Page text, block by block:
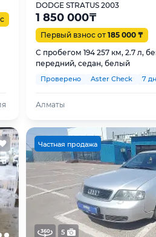
DODGE STRATUS 2003
1 850 000₸
Первый взнос от 185 000 ₸
С пробегом 194 257 км, 2.7 л,
передний, седан, белый
Проверено Aster Check 7
Алматы
Частная продажа
5